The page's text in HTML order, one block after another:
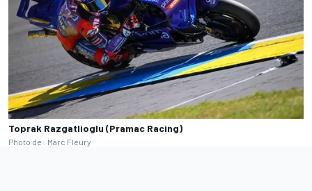
Toprak Razgatlioglu (Pramac Racing)
Photo de : Marc Fleury